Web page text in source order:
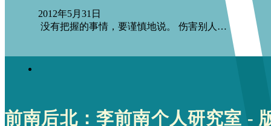
2012年5月31日
没有把握的事情，要谨慎地说。 伤害别人…
前南后北：李前南个人研究室 -